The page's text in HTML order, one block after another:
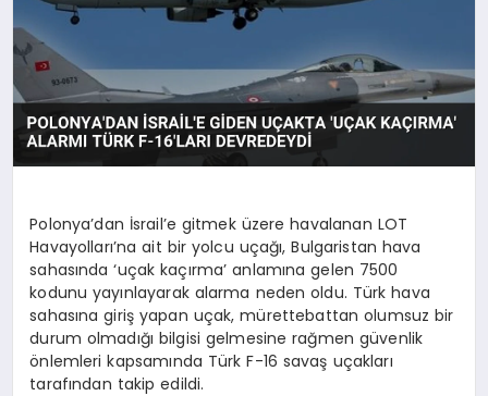
Polonya’dan İsrail’e gitmek üzere havalanan LOT
Havayolları’na ait bir yolcu uçağı, Bulgaristan hava
sahasında ‘uçak kaçırma’ anlamına gelen 7500
kodunu yayınlayarak alarma neden oldu. Türk hava
sahasına giriş yapan uçak, mürettebattan olumsuz bir
durum olmadığı bilgisi gelmesine rağmen güvenlik
önlemleri kapsamında Türk F-16 savaş uçakları
tarafından takip edildi.